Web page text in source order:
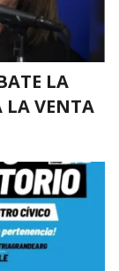
LA
LA VENTA